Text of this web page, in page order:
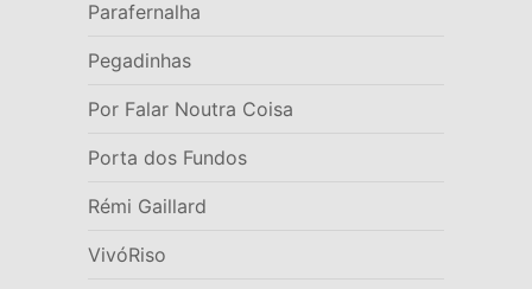
Parafernalha
Pegadinhas
Por Falar Noutra Coisa
Porta dos Fundos
Rémi Gaillard
VivóRiso